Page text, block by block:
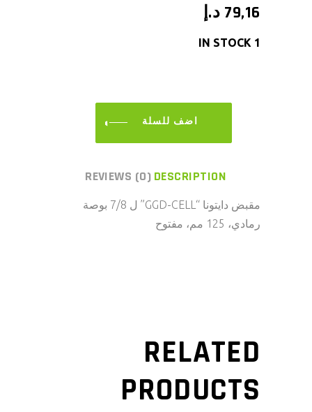
79,16 د.إ
1 IN STOCK
DESCRIPTION
REVIEWS (0)
مقبض دايتونا “GGD-CELL” ل 7/8 بوصة
رمادي، 125 مم، مفتوح
RELATED
PRODUCTS